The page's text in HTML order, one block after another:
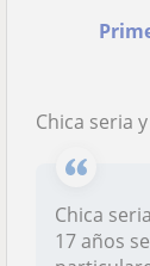
Chica seria y responsable de 17 años se ofrece a dar
Chica
17 años